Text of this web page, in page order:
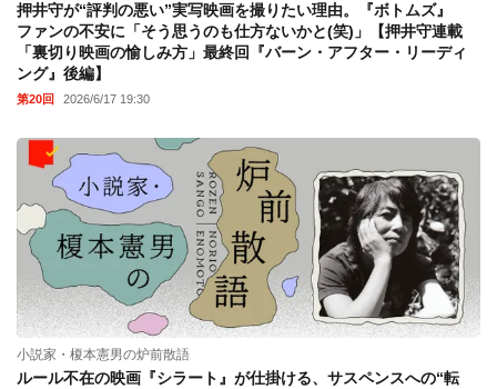
押井守が“評判の悪い”実写映画を撮りたい理由。『ボトムズ』
ファンの不安に「そう思うのも仕方ないかと(笑)」【押井守連載
「裏切り映画の愉しみ方」最終回『バーン・アフター・リーディ
ング』後編】
第20回 2026/6/17 19:30
小説家・榎本憲男の炉前散語
ルール不在の映画『シラート』が仕掛ける、サスペンスへの“転